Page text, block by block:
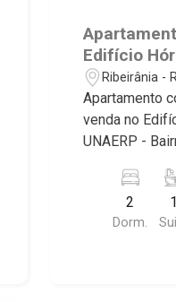
Edifício
UNAERP -
Ribeirânia -
Apartamento
venda no
UNAERP -
deste imóvel
Imobiliária
72m² de
2
Dorm.
1